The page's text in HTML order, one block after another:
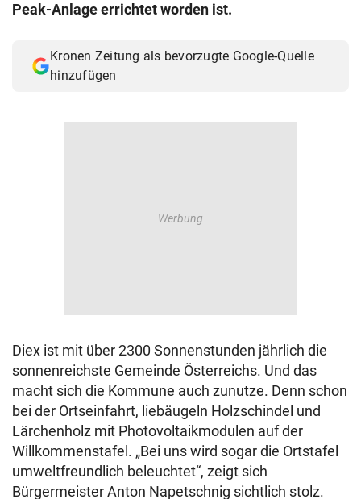
Peak-Anlage errichtet worden ist.
Kronen Zeitung als bevorzugte Google-Quelle
hinzufügen
Diex ist mit über 2300 Sonnenstunden jährlich die
sonnenreichste Gemeinde Österreichs. Und das
macht sich die Kommune auch zunutze. Denn schon
bei der Ortseinfahrt, liebäugeln Holzschindel und
Lärchenholz mit Photovoltaikmodulen auf der
Willkommenstafel. „Bei uns wird sogar die Ortstafel
umweltfreundlich beleuchtet“, zeigt sich
Bürgermeister Anton Napetschnig sichtlich stolz.